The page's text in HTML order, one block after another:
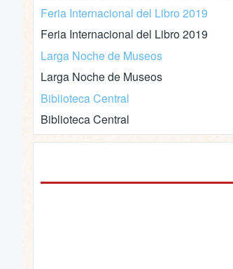
Feria Internacional del Libro 2019
Feria Internacional del Libro 2019
Larga Noche de Museos
Larga Noche de Museos
Biblioteca Central
Biblioteca Central